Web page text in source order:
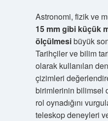
Astronomi, fizik ve
15 mm gibi küçük
ölçülmesibüyük
Tarihçiler ve bilim
olarak kullanılan
çizimleri
birimlerinin bilimsel
rol oynadığını
teleskop deneyleri